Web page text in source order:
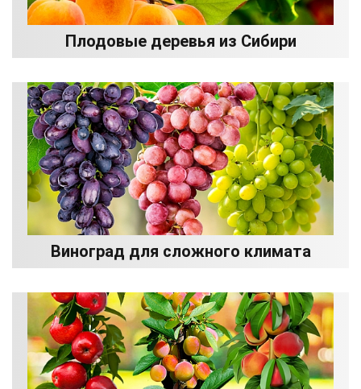
Плодовые деревья из Сибири
Виноград для сложного климата